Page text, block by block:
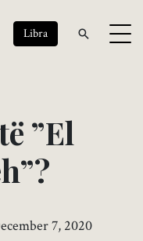
Libra
ë ”El
h”?
7, 2020